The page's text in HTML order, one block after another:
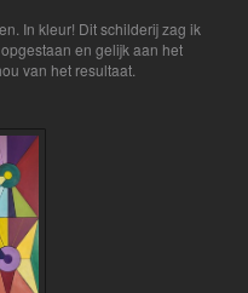
In kleur! Dit schilderij zag ik
en gelijk aan het
van het resultaat.